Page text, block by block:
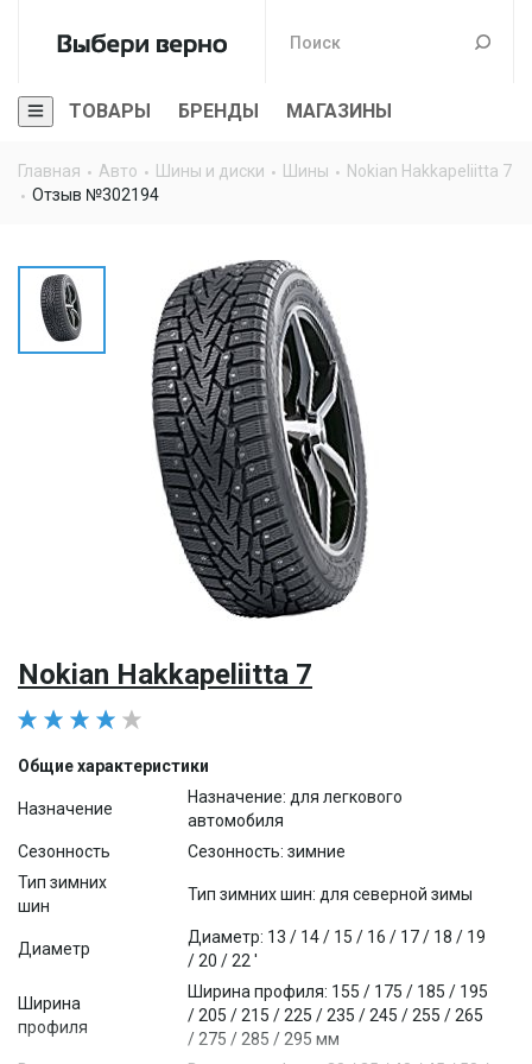
ТОВАРЫ БРЕНДЫ МАГАЗИНЫ
Главная Авто Шины и диски Шины
Nokian Hakkapeliitta 7
Отзыв №302194
Nokian Hakkapeliitta 7
Общие характеристики
Назначение
Назначение: для легкового
автомобиля
Сезонность
Сезонность: зимние
Тип зимних
шин
Тип зимних шин: для северной зимы
Диаметр
Диаметр: 13 / 14 / 15 / 16 / 17 / 18 / 19
/ 20 / 22 '
Ширина
профиля
Ширина профиля: 155 / 175 / 185 / 195
/ 205 / 215 / 225 / 235 / 245 / 255 / 265
/ 275 / 285 / 295 мм